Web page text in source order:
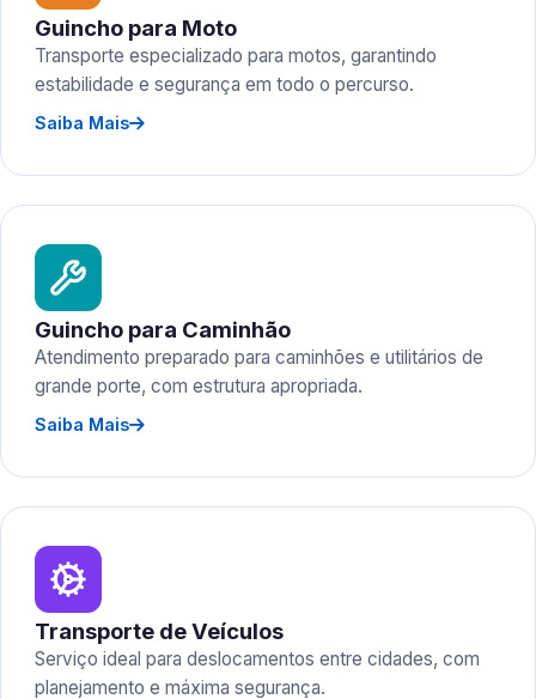
Guincho para Moto
Transporte especializado para motos, garantindo
estabilidade e segurança em todo o percurso.
Saiba Mais
Guincho para Caminhão
Atendimento preparado para caminhões e utilitários de
grande porte, com estrutura apropriada.
Saiba Mais
Transporte de Veículos
Serviço ideal para deslocamentos entre cidades, com
planejamento e máxima segurança.